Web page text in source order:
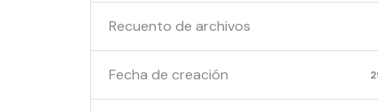
Recuento de archivos
Fecha de creación